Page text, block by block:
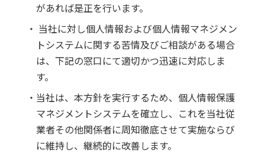
があれば是正を行います。
・ 当社に対し個人情報および個人情報マネジメン
トシステムに関する苦情及びご相談がある場合
は、下記の窓口にて適切かつ迅速に対応しま
す。
・当社は、本方針を実行するため、個人情報保護
マネジメントシステムを確立し、これを当社従
業者その他関係者に周知徹底させて実施ならび
に維持し、継続的に改善します。